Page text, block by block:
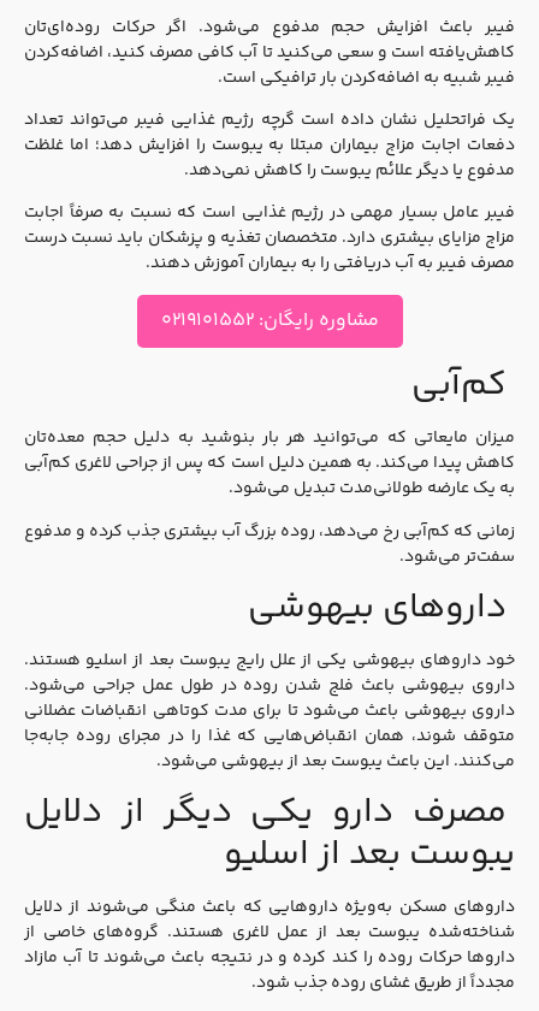
فیبر باعث افزایش حجم مدفوع می‌شود. اگر حرکات روده‌ای‌تان
کاهش‌یافته است و سعی می‌کنید تا آب کافی مصرف کنید، اضافه‌کردن
فیبر شبیه به اضافه‌کردن بار ترافیکی است.
یک فراتحلیل نشان داده است گرچه رژیم غذایی فیبر می‌تواند تعداد
دفعات اجابت مزاج بیماران مبتلا به یبوست را افزایش دهد؛ اما غلظت
مدفوع یا دیگر علائم یبوست را کاهش نمی‌دهد.
فیبر عامل بسیار مهمی در رژیم غذایی است که نسبت به صرفاً اجابت
مزاج مزایای بیشتری دارد. متخصصان تغذیه و پزشکان باید نسبت درست
مصرف فیبر به آب دریافتی را به بیماران آموزش دهند.
مشاوره رایگان: ۰۲۱۹۱۰۱۵۵۲
کم‌آبی
میزان مایعاتی که می‌توانید هر بار بنوشید به دلیل حجم معده‌تان
کاهش پیدا می‌کند. به همین دلیل است که پس از جراحی لاغری کم‌آبی
به یک عارضه طولانی‌مدت تبدیل می‌شود.
زمانی که کم‌آبی رخ می‌دهد، روده بزرگ آب بیشتری جذب کرده و مدفوع
سفت‌تر می‌شود.
داروهای بیهوشی
خود داروهای بیهوشی یکی از علل رایج یبوست بعد از اسلیو هستند.
داروی بیهوشی باعث فلج شدن روده در طول عمل جراحی می‌شود.
داروی بیهوشی باعث می‌شود تا برای مدت کوتاهی انقباضات عضلانی
متوقف شوند، همان انقباض‌هایی که غذا را در مجرای روده جابه‌جا
می‌کنند. این باعث یبوست بعد از بیهوشی می‌شود.
مصرف دارو یکی دیگر از دلایل
یبوست بعد از اسلیو
داروهای مسکن به‌ویژه داروهایی که باعث منگی می‌شوند از دلایل
شناخته‌شده یبوست بعد از عمل لاغری هستند. گروه‌های خاصی از
داروها حرکات روده را کند کرده و در نتیجه باعث می‌شوند تا آب مازاد
مجدداً از طریق غشای روده جذب شود.